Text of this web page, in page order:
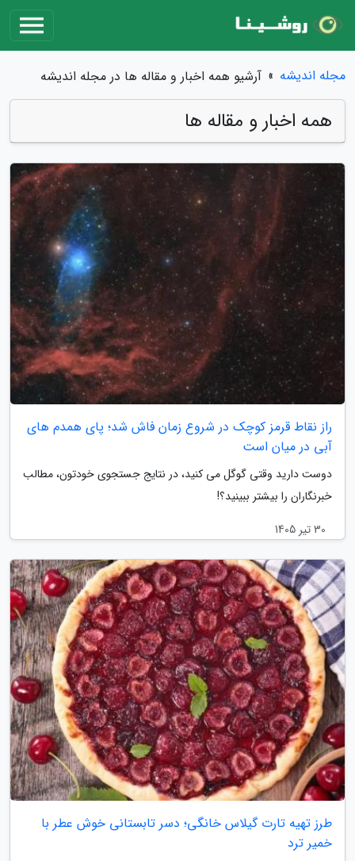
مجله اندیشه » آرشیو همه اخبار و مقاله ها در مجله اندیشه
همه اخبار و مقاله ها
راز نقاط قرمز کوچک در شروع زمان فاش شد؛ پای همدم های
آبی در میان است
دوست دارید وقتی گوگل می کنید، در نتایج جستجوی خودتون، مطالب
خبرنگاران را بیشتر ببینید؟!
30 تیر 1405
طرز تهیه تارت گیلاس خانگی؛ دسر تابستانی خوش عطر با
خمیر ترد